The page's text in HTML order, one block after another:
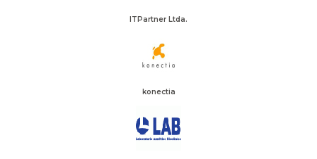
ITPartner Ltda.
konectia